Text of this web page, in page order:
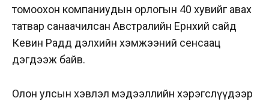
томоохон компаниудын орлогын 40 хувийг авах
татвар санаачилсан Австралийн Ерөнхий сайд
Кевин Радд дэлхийн хэмжээний сенсаац
дэгдээж байв.
Олон улсын хэвлэл мэдээллийн хэрэгслүүдээр